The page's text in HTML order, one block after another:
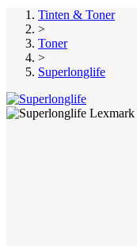
Tinten & Toner
>
Toner
>
Superlonglife